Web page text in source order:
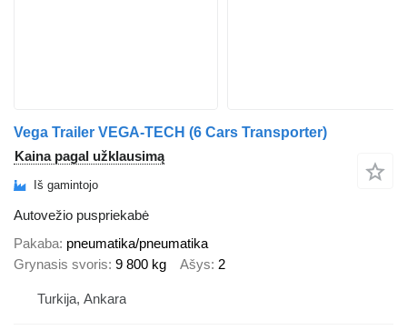
Vega Trailer VEGA-TECH (6 Cars Transporter)
Kaina pagal užklausimą
Iš gamintojo
Autovežio puspriekabė
Pakaba pneumatika/pneumatika
Grynasis svoris 9 800 kg Ašys 2
Turkija, Ankara